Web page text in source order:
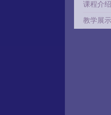
课程介绍
教学展示